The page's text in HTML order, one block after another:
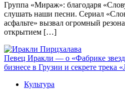
Группа «Мираж»: благодаря
слушать наши песни. Сериал
асфальте» вызвал огромный
открытием […]
Певец Иракли — о «Фабрике
бизнесе в Грузии и секрете
Культура